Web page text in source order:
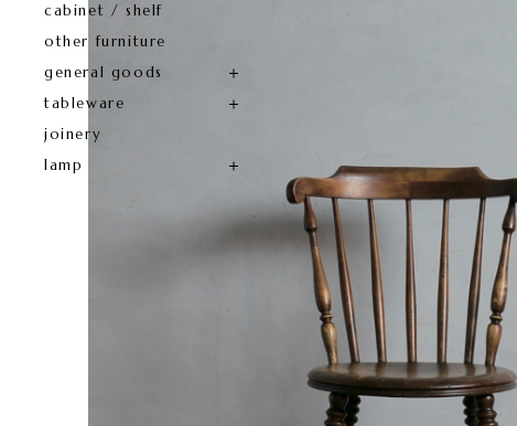
cabinet / shelf
other furniture
general goods
tableware
joinery
lamp